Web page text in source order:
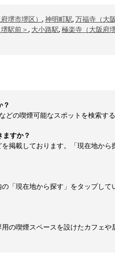
堺市堺区） , 神明町駅, 万福寺（大
駅前＞, 大小路駅, 極楽寺（大阪府
？
の喫煙可能なスポットを検索す
すか？
掲載しております。「現在地か
「現在地から探す」をタップし
の喫煙スペースを設けたカフェ